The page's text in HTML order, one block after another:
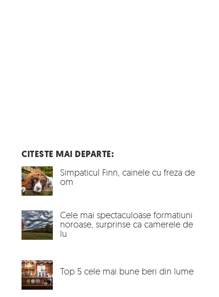
CITESTE MAI DEPARTE:
Simpaticul Finn, cainele cu freza de
om
Cele mai spectaculoase formatiuni
noroase, surprinse ca camerele de
lu
Top 5 cele mai bune beri din lume